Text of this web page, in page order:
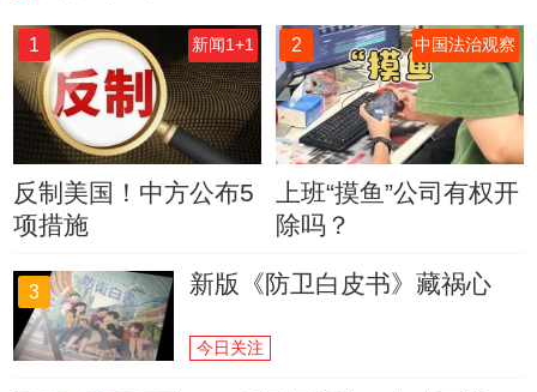
1 新闻1+1
反制美国！中方公布5
项措施
2 中国法治观察
上班“摸鱼”公司有权开
除吗？
3 新版《防卫白皮书》藏祸心
今日关注